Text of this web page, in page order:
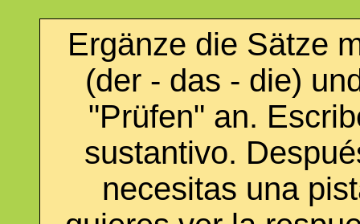
Ergänze die Sätze
(der - das - die)
"Prüfen" an.
sustantivo.
necesitas una